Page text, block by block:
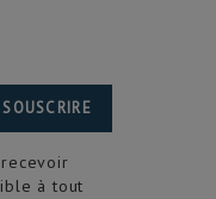
SOUSCRIRE
à tout